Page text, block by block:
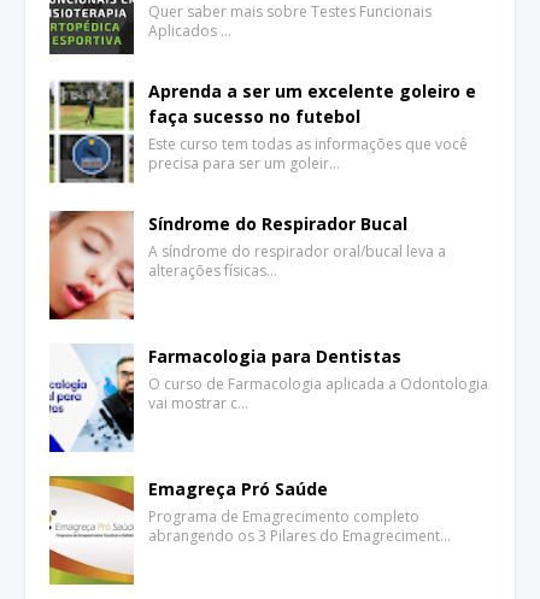
Quer saber mais sobre Testes Funcionais
Aplicados …
Aprenda a ser um excelente goleiro e
faça sucesso no futebol
Este curso tem todas as informações que você
precisa para ser um goleir…
Síndrome do Respirador Bucal
A síndrome do respirador oral/bucal leva a
alterações físicas…
Farmacologia para Dentistas
O curso de Farmacologia aplicada a Odontologia
vai mostrar c…
Emagreça Pró Saúde
Programa de Emagrecimento completo
abrangendo os 3 Pilares do Emagreciment…